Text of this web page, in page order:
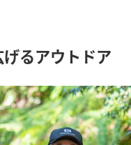
げるアウトドア